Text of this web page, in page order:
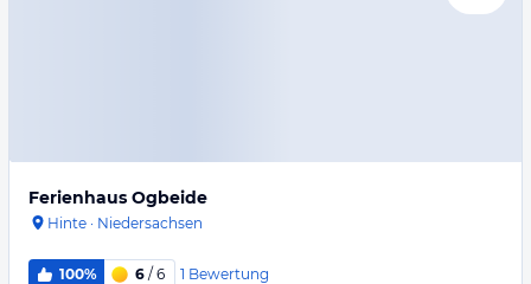
Ferienhaus Ogbeide
Hinte · Niedersachsen
100% 6 / 6 1 Bewertung